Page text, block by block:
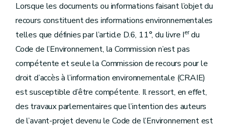
Lorsque les documents ou informations faisant l’objet du
recours constituent des informations environnementales
telles que définies par l’article D.6, 11°, du livre Ierdu
Code de l’Environnement, la Commission n’est pas
compétente et seule la Commission de recours pour le
droit d’accès à l’information environnementale (CRAIE)
est susceptible d’être compétente. Il ressort, en effet,
des travaux parlementaires que l’intention des auteurs
de l’avant-projet devenu le Code de l’Environnement est